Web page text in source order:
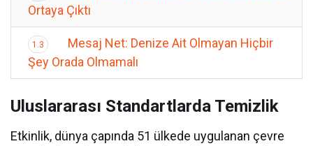
Ortaya Çıktı
1.3
Mesaj Net: Denize Ait Olmayan Hiçbir
Şey Orada Olmamalı
Uluslararası Standartlarda Temizlik
Etkinlik, dünya çapında 51 ülkede uygulanan çevre